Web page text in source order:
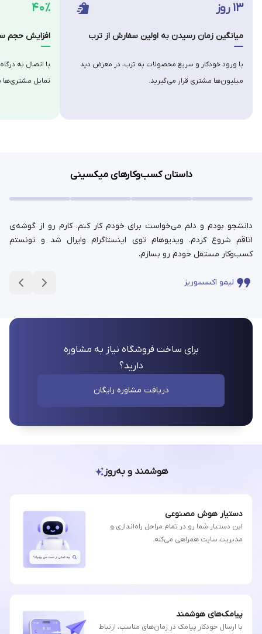
۴۰٪
افزایش حجم
با اتصال به
تمایل
۱۳ روز
میانگین زمان رسیدن به اولین سفارش از ترب
با ورود خودکار و سریع محصولات به ترب، در معرض دید
میلیون‌ها مشتری قرار می‌گیرید.
داستان کسب‌وکارهای میکسینی
دانشجو بودم و دلم می‌خواست برای خودم کار کنم. کارم رو از گوشه‌ی
اتاقم شروع کردم. ویدیوهام توی اینستاگرام وایرال شد و تونستم
کسب‌وکار مستقل خودم رو بسازم.
لیمو اکسسوریز
برای ساخت فروشگاه نیاز به مشاوره
دارید؟
دریافت مشاوره رایگان
هوشمند و به‌روز
دستیار هوش مصنوعی
این دستیار شما رو در تمام مراحل راه‌اندازی و
مدیریت سایت همراهی می‌کنه.
پیامک‌های هوشمند
با ارسال خودکار پیامک در زمان‌های مناسب، ارتباط